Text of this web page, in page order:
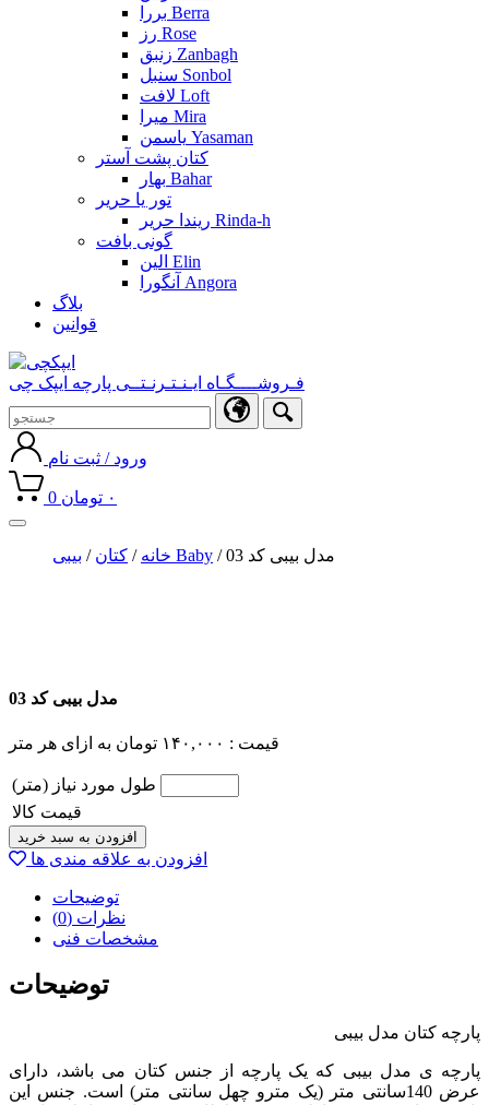
بررا Berra
رز Rose
زنبق Zanbagh
سنبل Sonbol
لافت Loft
میرا Mira
یاسمن Yasaman
کتان پشت آستر
بهار Bahar
تور یا حریر
ریندا حریر Rinda-h
گونی بافت
الین Elin
آنگورا Angora
بلاگ
قوانین
فـروشــــگـاه ایـنـتـرنـتــی پارچه ایپک چی
ورود / ثبت نام
0 ۰ تومان
Toggle
خانه / کتان / بیبی Baby / مدل بیبی کد 03
مدل بیبی کد 03
قیمت : ۱۴۰,۰۰۰ تومان به ازای هر متر
طول مورد نیاز (متر)
قیمت کالا
افزودن به سبد خرید
افزودن به علاقه مندی ها
توضیحات
نظرات (0)
مشخصات فنی
توضیحات
پارچه کتان مدل بیبی
پارچه ی مدل بیبی که یک پارچه از جنس کتان می باشد، دارای
عرض 140سانتی متر (یک مترو چهل سانتی متر) است. جنس این